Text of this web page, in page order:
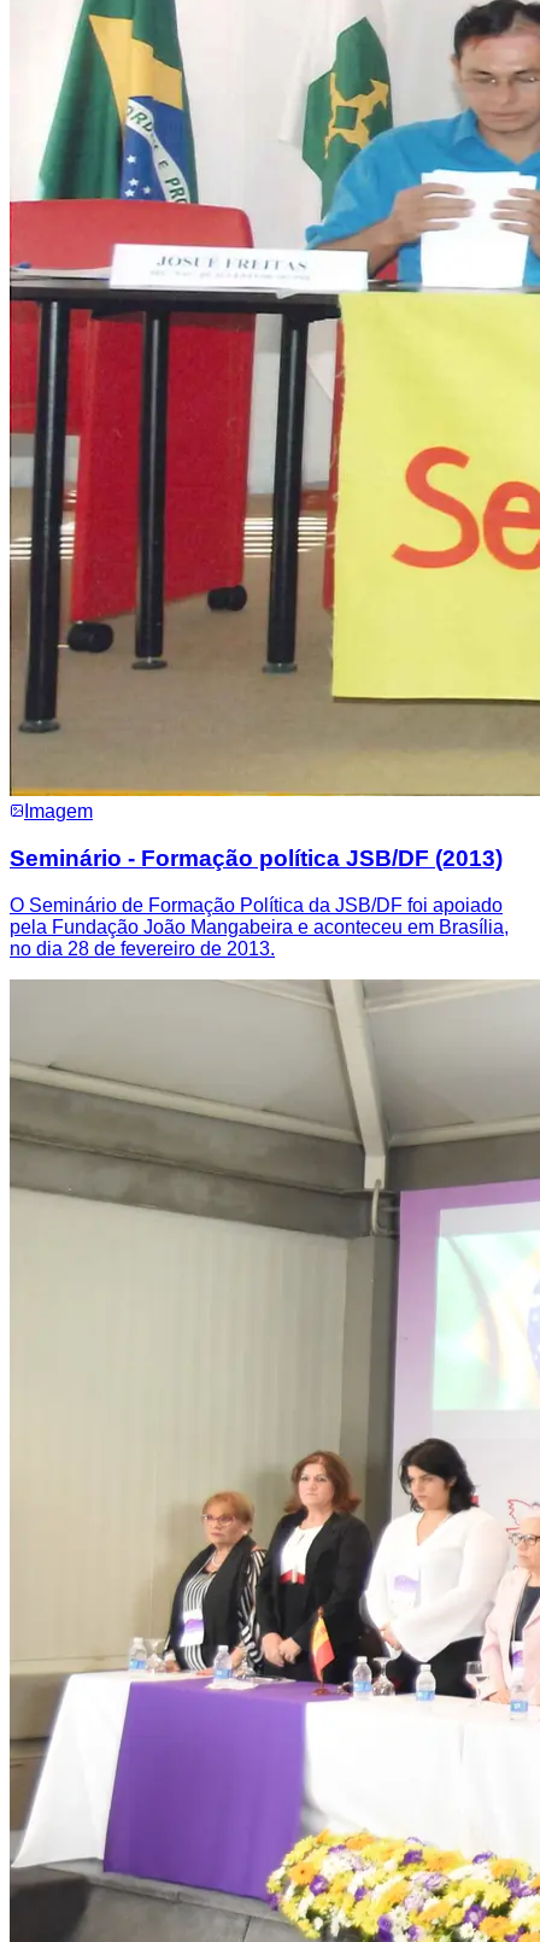
Imagem
Seminário - Formação política JSB/DF (2013)
O Seminário de Formação Política da JSB/DF foi apoiado
pela Fundação João Mangabeira e aconteceu em Brasília,
no dia 28 de fevereiro de 2013.